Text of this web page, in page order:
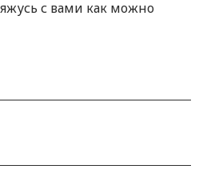
с вами как можно